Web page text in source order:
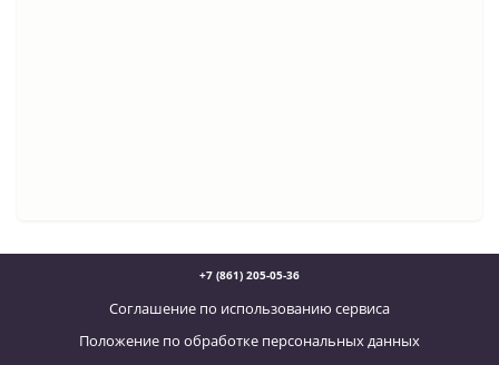
+7 (861) 205-05-36
Соглашение по использованию сервиса
Положение по обработке персональных данных